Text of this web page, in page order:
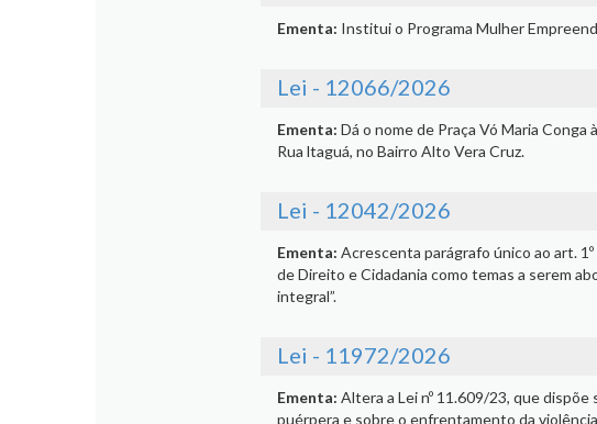
Ementa: Institui o Programa Mulher
Lei - 12066/2026
Ementa: Dá o nome de Praça Vó Maria Conga
Rua ltaguá, no Bairro Alto Vera Cruz.
Lei - 12042/2026
Ementa: Acrescenta parágrafo único ao art.
de Direito e Cidadania como temas a serem
integral”.
Lei - 11972/2026
Ementa: Altera a Lei nº 11.609/23, que
puérpera e sobre o enfrentamento da